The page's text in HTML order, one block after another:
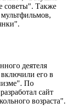
советы". Также
деятеля
его в
По
сайт
возраста".